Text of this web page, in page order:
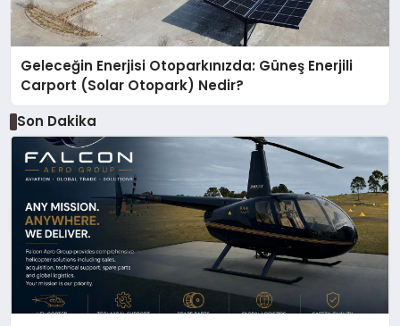
Geleceğin Enerjisi Otoparkınızda: Güneş Enerjili
Carport (Solar Otopark) Nedir?
Son Dakika